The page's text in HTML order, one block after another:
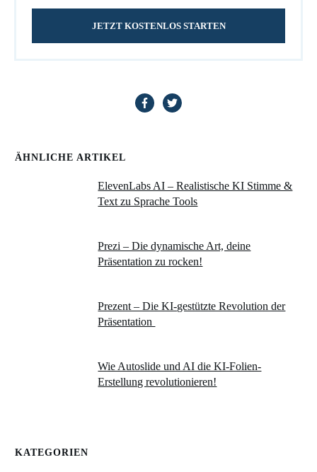
JETZT KOSTENLOS STARTEN
ÄHNLICHE ARTIKEL
ElevenLabs AI – Realistische KI Stimme &
Text zu Sprache Tools
Prezi – Die dynamische Art, deine
Präsentation zu rocken!
Prezent – Die KI-gestützte Revolution der
Präsentation
Wie Autoslide und AI die KI-Folien-
Erstellung revolutionieren!
KATEGORIEN